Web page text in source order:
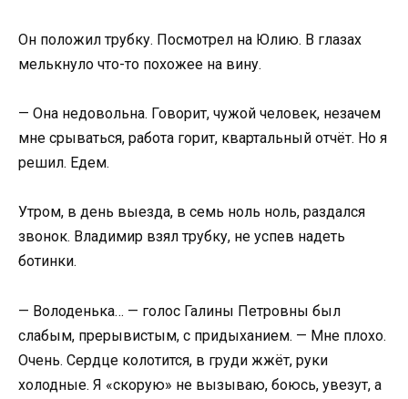
Он положил трубку. Посмотрел на Юлию. В глазах
мелькнуло что-то похожее на вину.
— Она недовольна. Говорит, чужой человек, незачем
мне срываться, работа горит, квартальный отчёт. Но я
решил. Едем.
Утром, в день выезда, в семь ноль ноль, раздался
звонок. Владимир взял трубку, не успев надеть
ботинки.
— Володенька… — голос Галины Петровны был
слабым, прерывистым, с придыханием. — Мне плохо.
Очень. Сердце колотится, в груди жжёт, руки
холодные. Я «скорую» не вызываю, боюсь, увезут, а